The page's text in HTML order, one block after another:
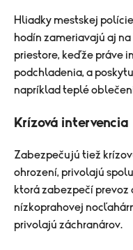
Hliadky mestskej
hodín zameriavajú aj
priestore, keďže práve
podchladenia, a
napríklad teplé
Krízová intervencia
Zabezpečujú tiež
ohrození, privolajú
ktorá zabezpečí
nízkoprahovej
privolajú záchranárov.